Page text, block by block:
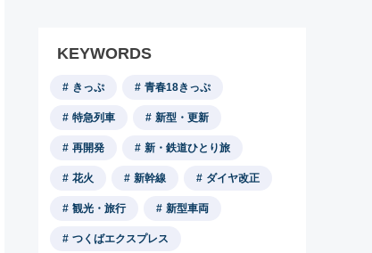
KEYWORDS
きっぷ 青春18きっぷ
特急列車 新型・更新
再開発 新・鉄道ひとり旅
花火 新幹線 ダイヤ改正
観光・旅行 新型車両
つくばエクスプレス